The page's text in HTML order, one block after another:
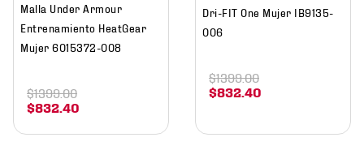
Malla Under Armour
Entrenamiento HeatGear
Mujer 6015372-008
$832.40
$1399.00
Dri-FIT One Mujer IB9135-
006
$832.40
$1399.00